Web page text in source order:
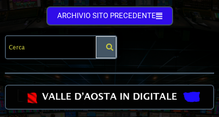
ARCHIVIO SITO PRECEDENTE